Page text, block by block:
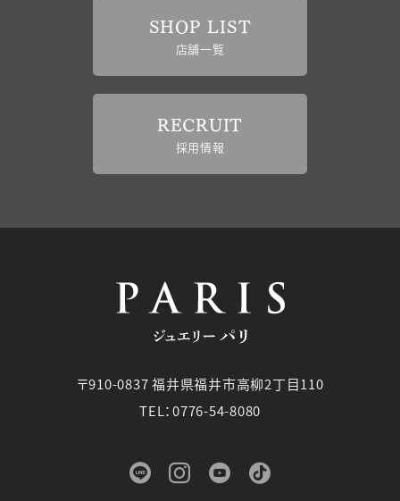
SHOP LIST
店舗一覧
RECRUIT
採用情報
〒910-0837 福井県福井市高柳2丁目110
TEL：0776-54-8080